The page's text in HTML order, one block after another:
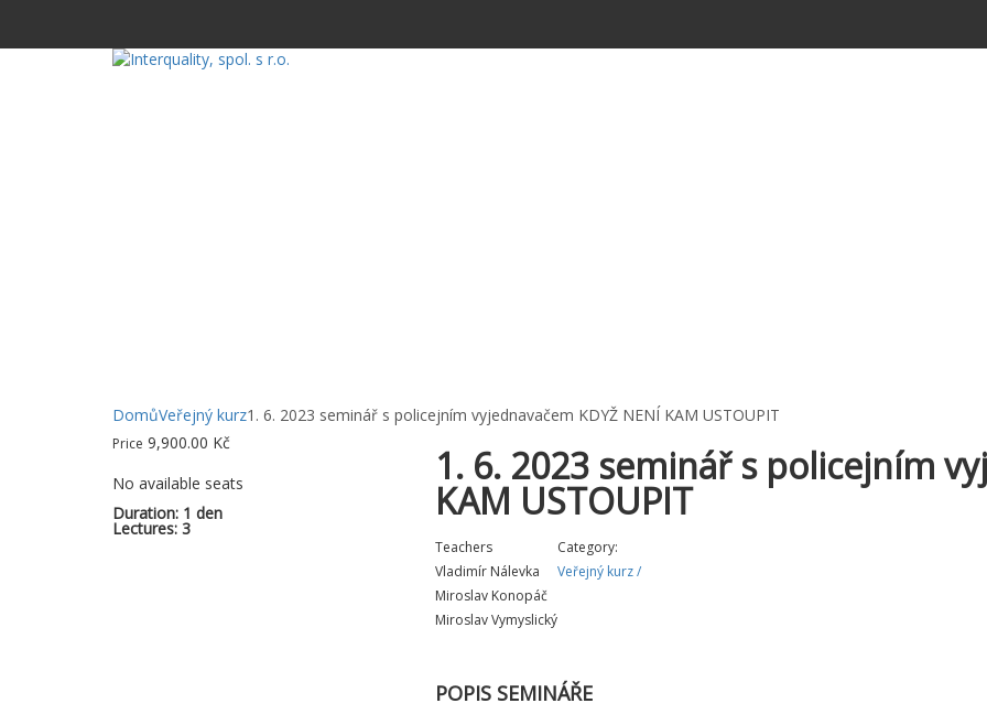
DomůVeřejný kurz1. 6. 2023 seminář s policejním vyjednavačem KDYŽ NENÍ KAM USTOUPIT
1. 6. 2023 seminář s policejním
KAM USTOUPIT
Teachers
Vladimír Nálevka
Miroslav Konopáč
Miroslav Vymyslický
Category:
Veřejný kurz/
POPIS SEMINÁŘE
Price 9,900.00 Kč
No available seats
Duration: 1 den
Lectures: 3